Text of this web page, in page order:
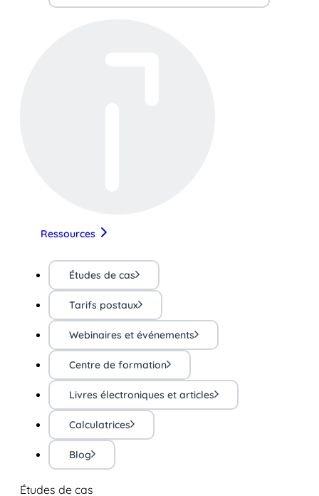
Ressources
Études de cas
Tarifs postaux
Webinaires et événements
Centre de formation
Livres électroniques et articles
Calculatrices
Blog
Études de cas